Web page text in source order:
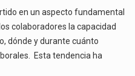
en un aspecto fundamental
colaboradores la capacidad
dónde y durante cuánto
Esta tendencia ha